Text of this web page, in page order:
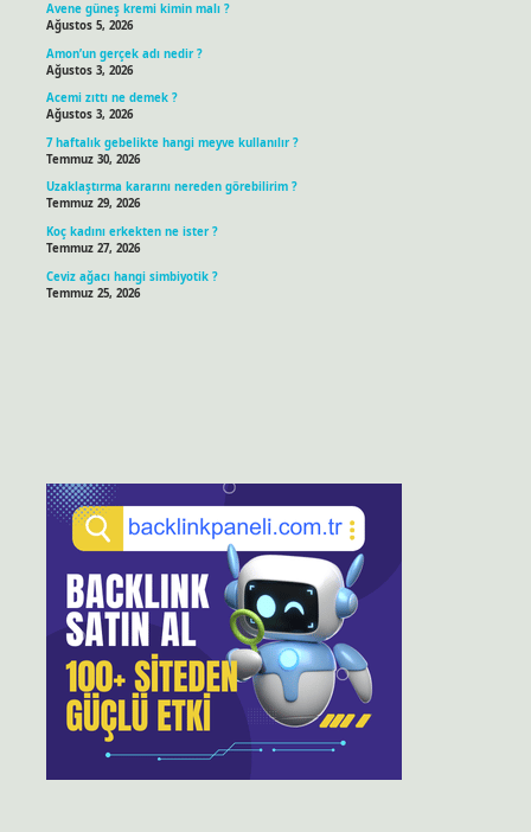
Avene güneş kremi kimin malı ?
Ağustos 5, 2026
Amon’un gerçek adı nedir ?
Ağustos 3, 2026
Acemi zıttı ne demek ?
Ağustos 3, 2026
7 haftalık gebelikte hangi meyve kullanılır ?
Temmuz 30, 2026
Uzaklaştırma kararını nereden görebilirim ?
Temmuz 29, 2026
Koç kadını erkekten ne ister ?
Temmuz 27, 2026
Ceviz ağacı hangi simbiyotik ?
Temmuz 25, 2026